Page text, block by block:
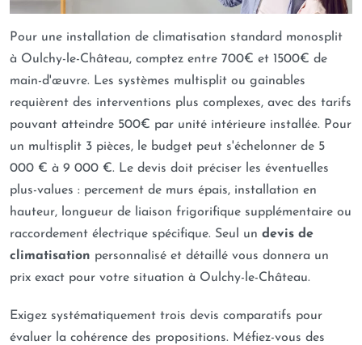
Pour une installation de climatisation standard monosplit
à Oulchy-le-Château, comptez entre 700€ et 1500€ de
main-d'œuvre. Les systèmes multisplit ou gainables
requièrent des interventions plus complexes, avec des tarifs
pouvant atteindre 500€ par unité intérieure installée. Pour
un multisplit 3 pièces, le budget peut s'échelonner de 5
000 € à 9 000 €. Le devis doit préciser les éventuelles
plus-values : percement de murs épais, installation en
hauteur, longueur de liaison frigorifique supplémentaire ou
raccordement électrique spécifique. Seul un devis de
climatisation personnalisé et détaillé vous donnera un
prix exact pour votre situation à Oulchy-le-Château.
Exigez systématiquement trois devis comparatifs pour
évaluer la cohérence des propositions. Méfiez-vous des